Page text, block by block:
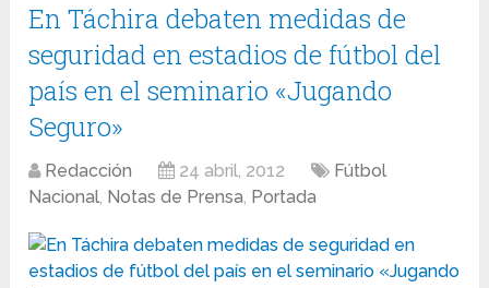
En Táchira debaten medidas de
seguridad en estadios de fútbol del
país en el seminario «Jugando
Seguro»
Redacción 24 abril, 2012
Fútbol
Nacional, Notas de Prensa, Portada